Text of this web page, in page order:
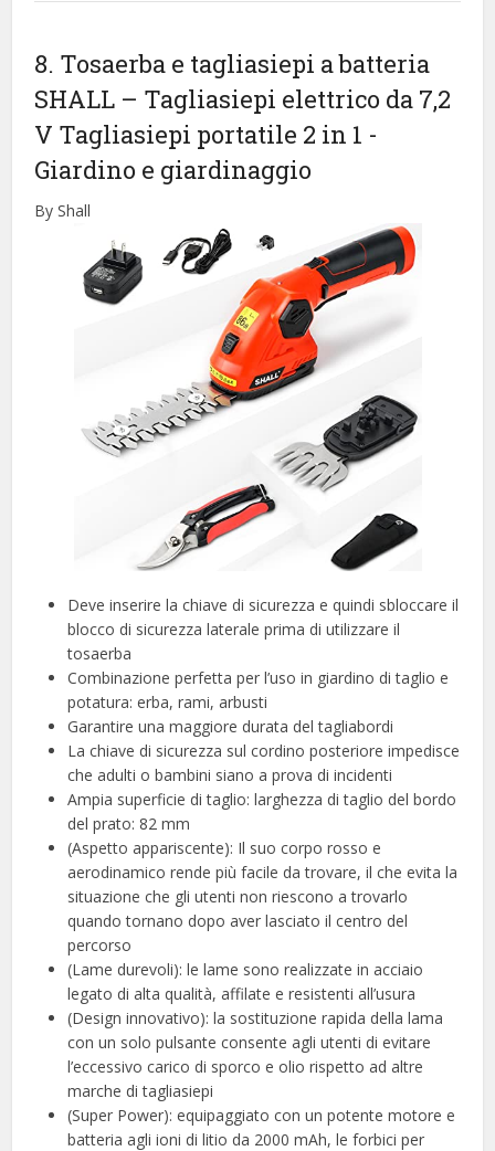
8. Tosaerba e tagliasiepi a batteria
SHALL – Tagliasiepi elettrico da 7,2
V Tagliasiepi portatile 2 in 1 -
Giardino e giardinaggio
By Shall
Deve inserire la chiave di sicurezza e quindi sbloccare il
blocco di sicurezza laterale prima di utilizzare il
tosaerba
Combinazione perfetta per l’uso in giardino di taglio e
potatura: erba, rami, arbusti
Garantire una maggiore durata del tagliabordi
La chiave di sicurezza sul cordino posteriore impedisce
che adulti o bambini siano a prova di incidenti
Ampia superficie di taglio: larghezza di taglio del bordo
del prato: 82 mm
(Aspetto appariscente): Il suo corpo rosso e
aerodinamico rende più facile da trovare, il che evita la
situazione che gli utenti non riescono a trovarlo
quando tornano dopo aver lasciato il centro del
percorso
(Lame durevoli): le lame sono realizzate in acciaio
legato di alta qualità, affilate e resistenti all’usura
(Design innovativo): la sostituzione rapida della lama
con un solo pulsante consente agli utenti di evitare
l’eccessivo carico di sporco e olio rispetto ad altre
marche di tagliasiepi
(Super Power): equipaggiato con un potente motore e
batteria agli ioni di litio da 2000 mAh, le forbici per